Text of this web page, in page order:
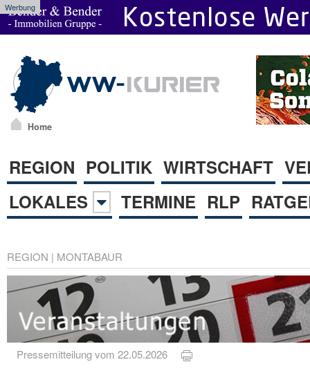
Werbung
Home
REGION POLITIK WIRTSCHAFT
LOKALES
TERMINE RLP
REGION | MONTABAUR
Pressemitteilung vom 22.05.2026